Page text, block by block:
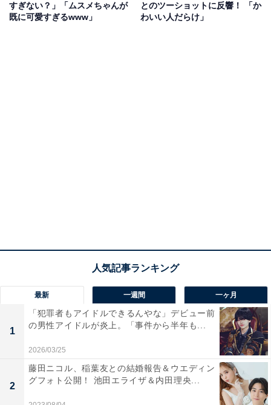
すぎない？」「ムスメちゃんが
既に可愛すぎるwww」
とのツーショットに反響！ 「か
わいい人だらけ」
最新 一週間 一ヶ月
1
「犯罪者もアイドルできるんやな」デビュー前
の男性アイドルが炎上。「事件から半年も...
2026/03/25
2
藤田ニコル、稲葉友との結婚報告＆ウエディン
グフォト公開！ 池田エライザ＆内田理央...